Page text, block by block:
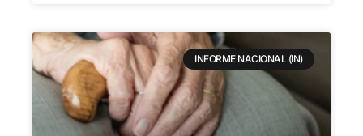
INFORME NACIONAL (IN)